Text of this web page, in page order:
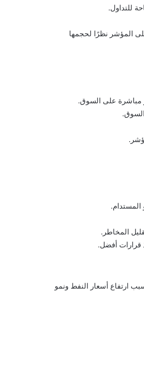
للتداول.
المؤشر نظرًا لحجمها
مباشرة على السوق.
السوق.
المستدام.
المخاطر.
قرارات أفضل.
ارتفاع أسعار النفط ونمو